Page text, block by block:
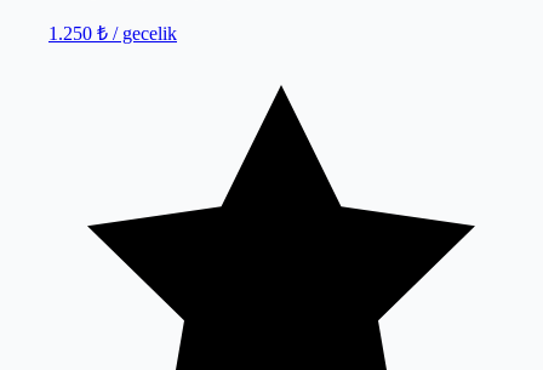
1.250 ₺ / gecelik